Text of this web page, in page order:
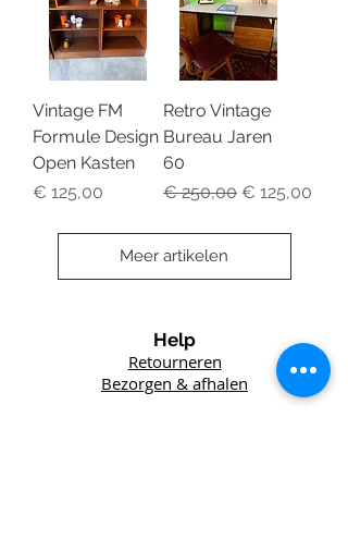
Vintage FM
Formule Design
Open Kasten
Prijs
€ 125,00
Retro Vintage
Bureau Jaren
60
Normale prijs
€ 250,00 Verkoopprijs
€ 125,00
Meer artikelen
Help
Retourneren
Bezorgen & afhalen